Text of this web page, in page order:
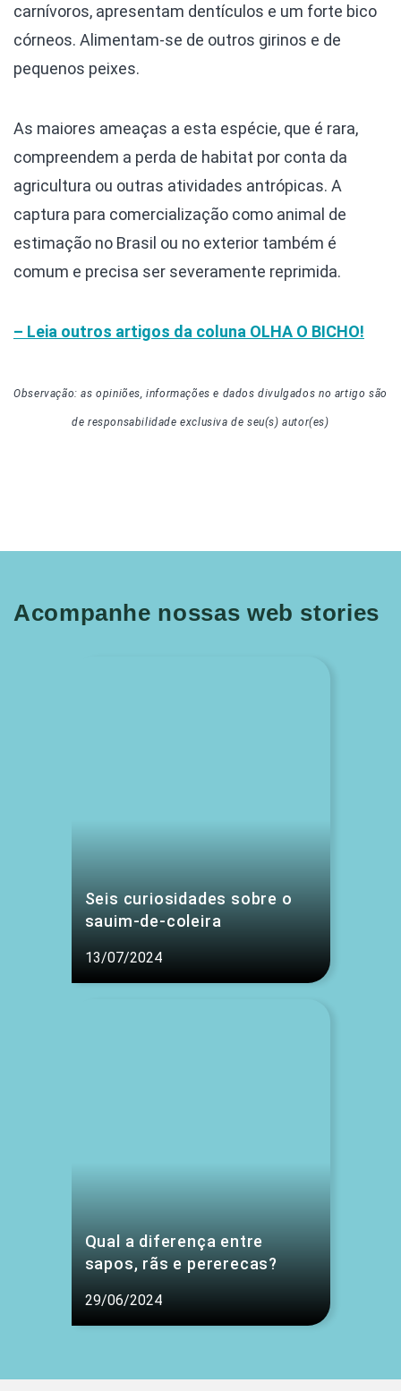
carnívoros, apresentam dentículos e um forte bico
córneos. Alimentam-se de outros girinos e de
pequenos peixes.
As maiores ameaças a esta espécie, que é rara,
compreendem a perda de habitat por conta da
agricultura ou outras atividades antrópicas. A
captura para comercialização como animal de
estimação no Brasil ou no exterior também é
comum e precisa ser severamente reprimida.
– Leia outros artigos da coluna OLHA O BICHO!
Observação: as opiniões, informações e dados divulgados no artigo são
de responsabilidade exclusiva de seu(s) autor(es)
Acompanhe nossas web stories
Seis curiosidades sobre o
sauim-de-coleira
13/07/2024
Qual a diferença entre
sapos, rãs e pererecas?
29/06/2024